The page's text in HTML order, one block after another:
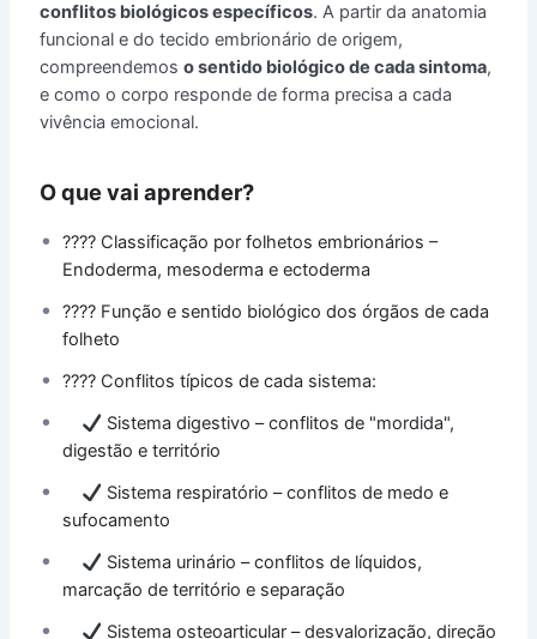
conflitos biológicos específicos. A partir da anatomia
funcional e do tecido embrionário de origem,
compreendemoso sentido biológico de cada sintoma,
e como o corpo responde de forma precisa a cada
vivência emocional.
O que vai aprender?
???? Classificação por folhetos embrionários –
Endoderma, mesoderma e ectoderma
???? Função e sentido biológico dos órgãos de cada
folheto
???? Conflitos típicos de cada sistema:
Sistema digestivo – conflitos de "mordida",
digestão e território
Sistema respiratório – conflitos de medo e
sufocamento
Sistema urinário – conflitos de líquidos,
marcação de território e separação
Sistema osteoarticular – desvalorização, direção